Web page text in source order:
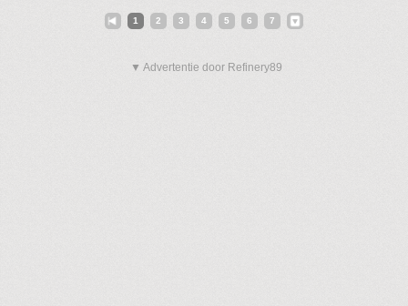
1 2 3 4 5 6 7
▼ Advertentie door Refinery89